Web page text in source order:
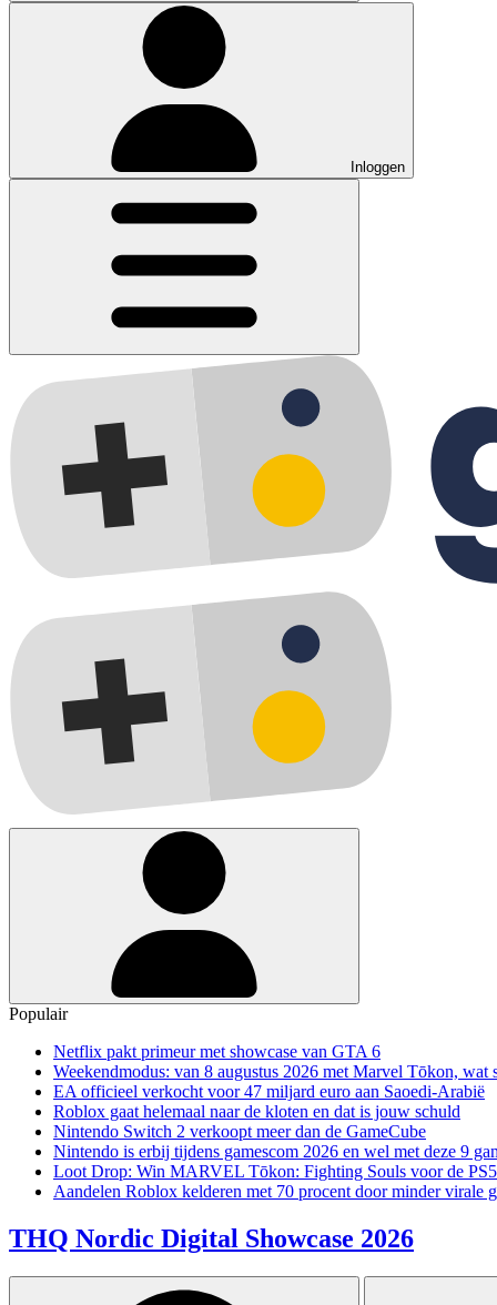
Inloggen
Populair
Netflix pakt primeur met showcase van GTA 6
Weekendmodus: van 8 augustus 2026 met Marvel Tōkon, wat
EA officieel verkocht voor 47 miljard euro aan Saoedi-Arabië
Roblox gaat helemaal naar de kloten en dat is jouw schuld
Nintendo Switch 2 verkoopt meer dan de GameCube
Nintendo is erbij tijdens gamescom 2026 en wel met deze 9
Loot Drop: Win MARVEL Tōkon: Fighting Souls voor de PS5
Aandelen Roblox kelderen met 70 procent door minder virale
THQ Nordic Digital Showcase 2026